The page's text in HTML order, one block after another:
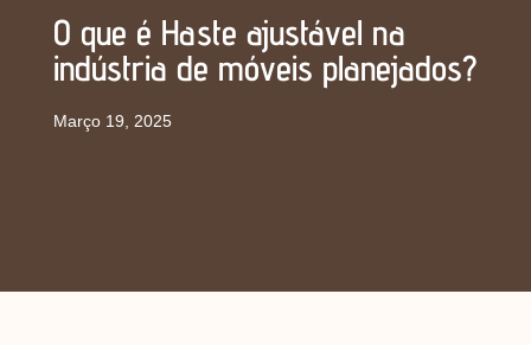
O que é Haste ajustável na
indústria de móveis planejados?
Março 19, 2025